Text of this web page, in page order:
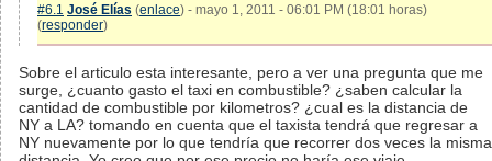
#6.1 José Elías (enlace) - mayo 1, 2011 - 06:01 PM (18:01 horas)
(responder)
Sobre el articulo esta interesante, pero a ver una pregunta que me
surge, ¿cuanto gasto el taxi en combustible? ¿saben calcular la
cantidad de combustible por kilometros? ¿cual es la distancia de
NY a LA? tomando en cuenta que el taxista tendrá que regresar a
NY nuevamente por lo que tendría que recorrer dos veces la misma